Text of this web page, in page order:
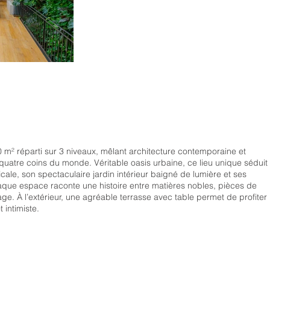
m² réparti sur 3 niveaux, mêlant architecture contemporaine et
coins du monde. Véritable oasis urbaine, ce lieu unique séduit
son spectaculaire jardin intérieur baigné de lumière et ses
espace raconte une histoire entre matières nobles, pièces de
À l’extérieur, une agréable terrasse avec table permet de profiter
intimiste.